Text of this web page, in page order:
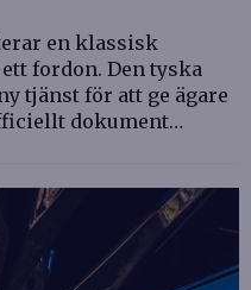
en klassisk
fordon. Den tyska
tjänst för att ge ägare
dokument…